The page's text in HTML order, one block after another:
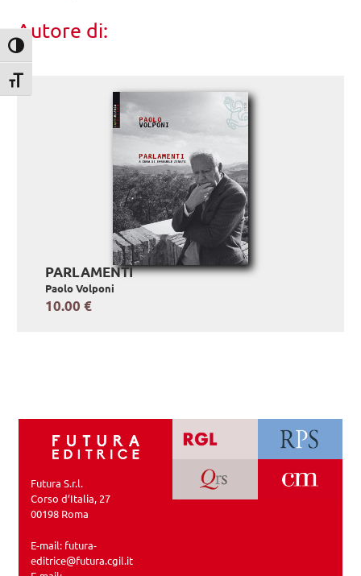
Attiva/disattiva alto contrasto
Attiva/disattiva dimensione testo
Autore di:
PARLAMENTI
Paolo Volponi
10.00 €
Futura S.r.l.
Corso d’Italia, 27
00198 Roma
E-mail: futura-
editrice@futura.cgil.it